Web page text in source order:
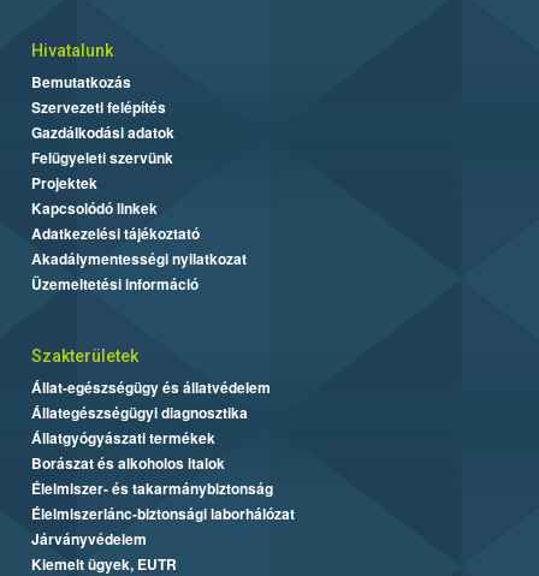
Hivatalunk
Bemutatkozás
Szervezeti felépítés
Gazdálkodási adatok
Felügyeleti szervünk
Projektek
Kapcsolódó linkek
Adatkezelési tájékoztató
Akadálymentességi nyilatkozat
Üzemeltetési információ
Szakterületek
Állat-egészségügy és állatvédelem
Állategészségügyi diagnosztika
Állatgyógyászati termékek
Borászat és alkoholos italok
Élelmiszer- és takarmánybiztonság
Élelmiszerlánc-biztonsági laborhálózat
Járványvédelem
Kiemelt ügyek, EUTR